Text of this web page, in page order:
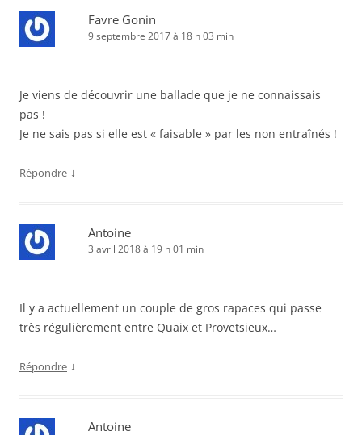
Favre Gonin
9 septembre 2017 à 18 h 03 min
Je viens de découvrir une ballade que je ne connaissais
pas !
Je ne sais pas si elle est « faisable » par les non entraînés !
Répondre ↓
Antoine
3 avril 2018 à 19 h 01 min
Il y a actuellement un couple de gros rapaces qui passe
très régulièrement entre Quaix et Provetsieux…
Répondre ↓
Antoine